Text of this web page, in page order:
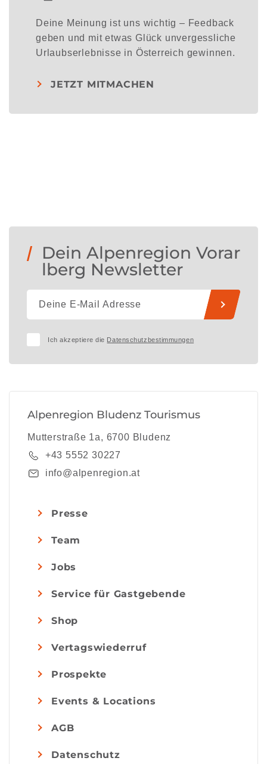
Deine Meinung ist uns wichtig – Feedback
geben und mit etwas Glück unvergessliche
Urlaubserlebnisse in Österreich gewinnen.
JETZT MITMACHEN
Dein Alpenregion Vorar
lberg Newsletter
Ich akzeptiere die Datenschutzbestimmungen
Alpenregion Bludenz Tourismus
Mutterstraße 1a, 6700 Bludenz
+43 5552 30227
info@alpenregion.at
Presse
Team
Jobs
Service für Gastgebende
Shop
Vertagswiederruf
Prospekte
Events & Locations
AGB
Datenschutz